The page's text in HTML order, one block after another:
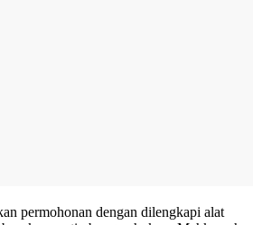
permohonan dengan dilengkapi alat